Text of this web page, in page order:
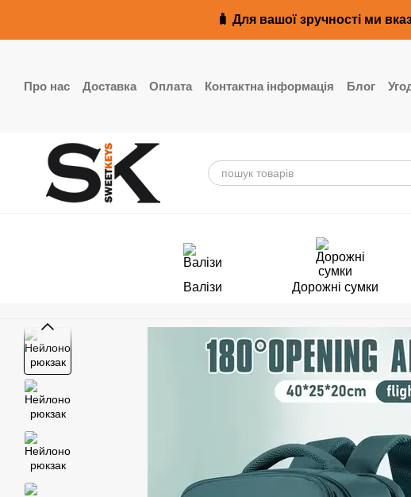
🧳 Для вашої зручності ми
Про нас Доставка Оплата Контактна інформація Блог
Валізи Дорожні сумки